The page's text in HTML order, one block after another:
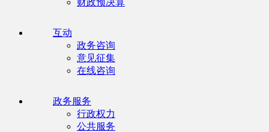
财政预决算
互动
政务咨询
意见征集
在线咨询
政务服务
行政权力
公共服务